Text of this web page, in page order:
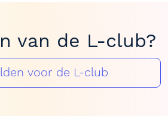
van de L-club?
voor de L-club